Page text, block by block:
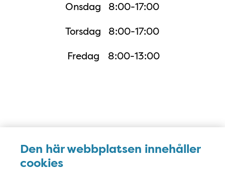
Den här webbplatsen innehåller
cookies
Onsdag
8:00-17:00
Torsdag
8:00-17:00
Fredag
8:00-13:00
Karta